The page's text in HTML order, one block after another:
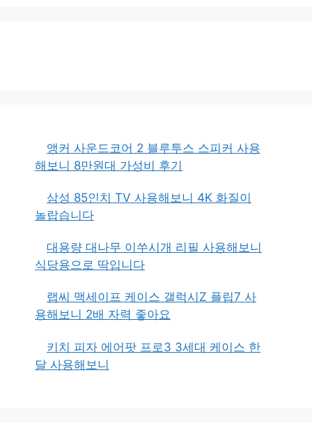
앵커 사운드코어 2 블루투스 스피커 사용
해보니 8만원대 가성비 후기
삼성 85인치 TV 사용해보니 4K 화질이
놀랍습니다
대용량 대나무 이쑤시개 리필 사용해보니
식당용으로 딱입니다
랩씨 맥세이프 케이스 갤럭시Z 플립7 사
용해보니 2배 자력 좋아요
키치 피자 에어팟 프로3 3세대 케이스 한
달 사용해보니